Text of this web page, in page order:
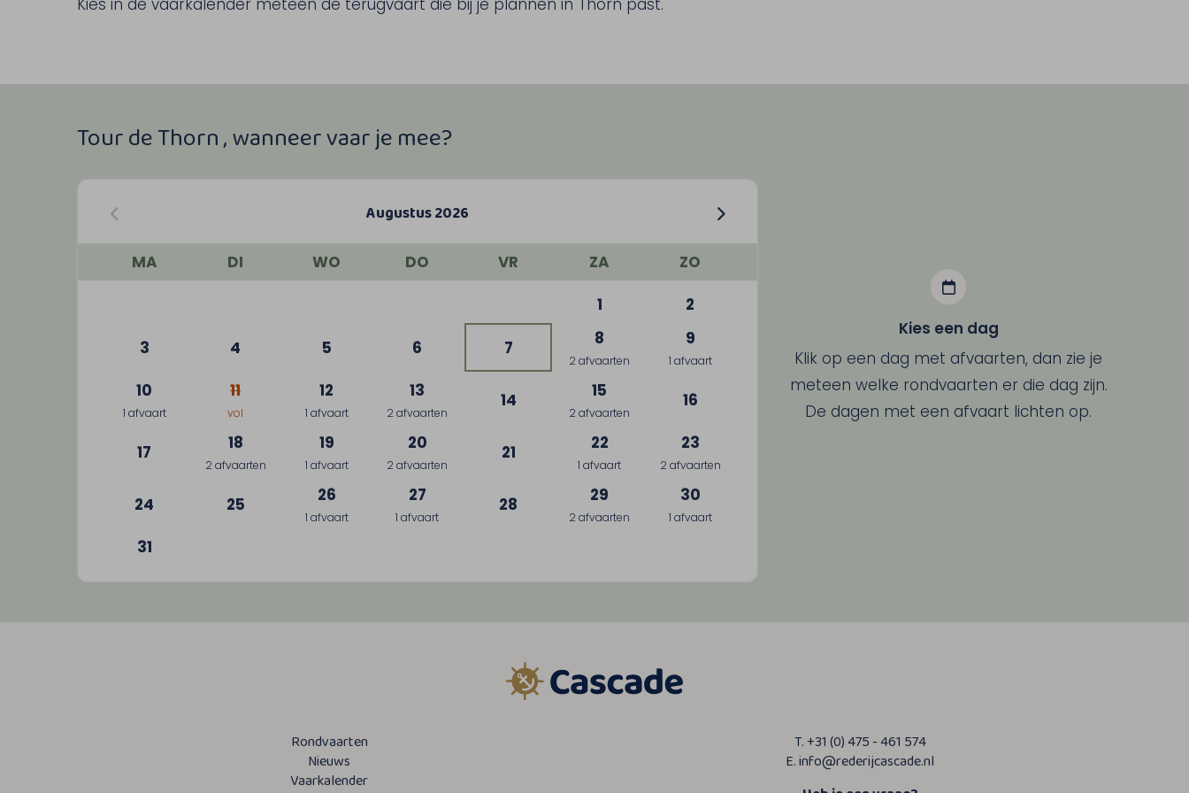
Kies in de vaarkalender meteen de terugvaart die bij je plannen in Thorn past.
Tour de Thorn , wanneer vaar je mee?
Augustus 2026
MA DI WO DO VR ZA
ZO
1
2
3 4 5 6 7 8
2 afvaarten
9
1 afvaart
10
1 afvaart
11
vol
12
1 afvaart
13
2 afvaarten
14 15
2 afvaarten
16
17 18
2 afvaarten
19
1 afvaart
20
2 afvaarten
21 22
1 afvaart
23
2 afvaarten
24 25 26
1 afvaart
27
1 afvaart
28 29
2 afvaarten
30
1 afvaart
31
Kies een dag
Klik op een dag met afvaarten, dan zie je
meteen welke rondvaarten er die dag zijn.
De dagen met een afvaart lichten op.
Rondvaarten
Nieuws
Vaarkalender
T. +31 (0) 475 - 461 574
E. info@rederijcascade.nl